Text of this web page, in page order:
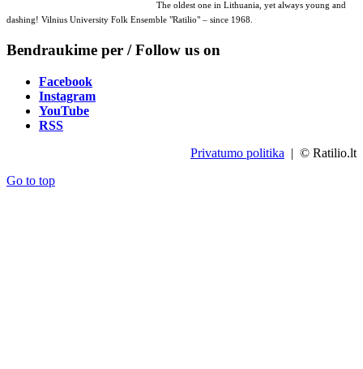
The oldest one in Lithuania, yet always young and
dashing! Vilnius University Folk Ensemble "Ratilio" – since 1968.
Bendraukime per / Follow us on
Facebook
Instagram
YouTube
RSS
Privatumo politika | © Ratilio.lt
Go to top